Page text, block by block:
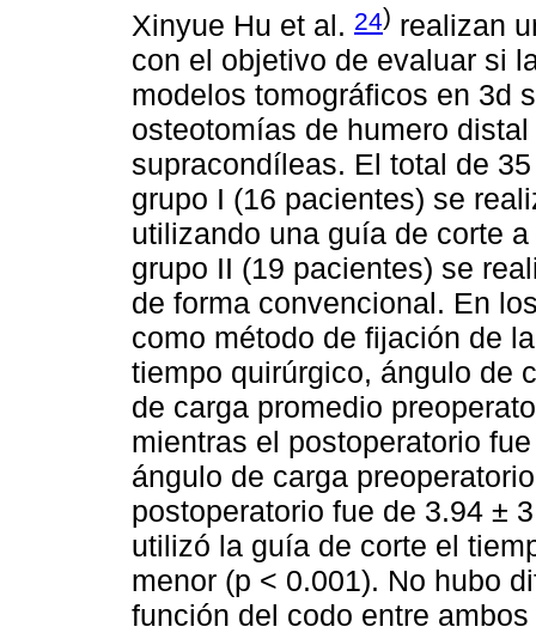
Xinyue Hu et al. 24) realizan
con el objetivo de evaluar si
modelos tomográficos en 3d
osteotomías de humero
supracondíleas. El total de
grupo I (16 pacientes) se
utilizando una guía de corte
grupo II (19 pacientes) se
de forma convencional. En
como método de fijación de
tiempo quirúrgico, ángulo de
de carga promedio
mientras el postoperatorio
ángulo de carga
postoperatorio fue de 3.94 ±
utilizó la guía de corte el
menor (p < 0.001). No hubo
función del codo entre